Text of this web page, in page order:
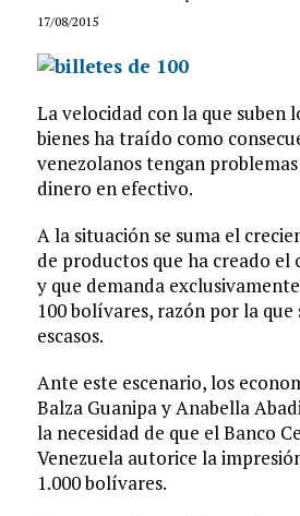
17/08/2015
La velocidad con la que suben
bienes ha traído como
venezolanos tengan
dinero en efectivo.
A la situación se suma el
de productos que ha creado el
y que demanda
100 bolívares, razón por la que
escasos.
Ante este escenario, los
Balza Guanipa y Anabella
la necesidad de que el Banco
Venezuela autorice la
1.000 bolívares.